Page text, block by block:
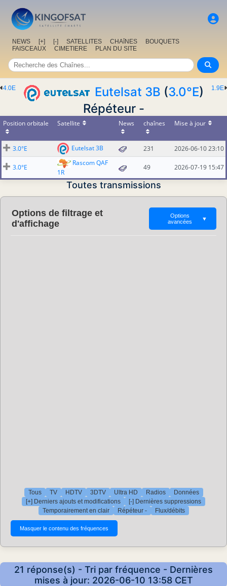
NEWS [+] [-] SATELLITES CHAîNES
BOUQUETS
FAISCEAUX
CIMETIERE PLAN DU SITE
1.9E
4.0E Eutelsat 3B (3.0°E)
Répéteur -
Position orbitale Satellite News chaînes Mise à jour
3.0°E Eutelsat 3B 231 2026-06-10 23:10
3.0°E
Rascom QAF
1R
49 2026-07-19 15:47
Toutes transmissions
Options de filtrage et
d'affichage
Options
avancées
▼
Tous TV HDTV 3DTV Ultra HD Radios
Données
[+] Derniers ajouts et modifications
[-] Dernières suppressions
Temporairement en clair
Répéteur - Flux/débits
21 réponse(s) - Tri par fréquence - Dernières
mises à jour: 2026-06-10 13:58 CET